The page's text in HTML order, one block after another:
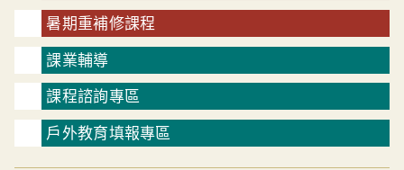
暑期重補修課程
課業輔導
課程諮詢專區
戶外教育填報專區